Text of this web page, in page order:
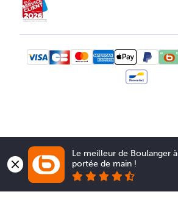
Le meilleur de Boulanger à
portée de main !